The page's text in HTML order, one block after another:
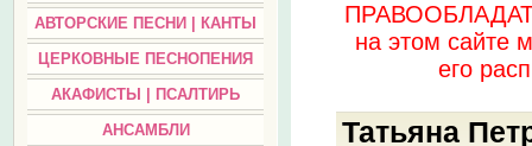
АВТОРСКИЕ ПЕСНИ | КАНТЫ
ЦЕРКОВНЫЕ ПЕСНОПЕНИЯ
АКАФИСТЫ | ПСАЛТИРЬ
АНСАМБЛИ
на этом сайте
его
Татьяна